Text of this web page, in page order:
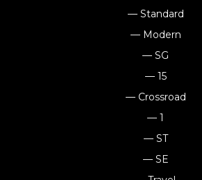
— Standard
— Modern
— SG
— 15
— Crossroad
— 1
— ST
— SE